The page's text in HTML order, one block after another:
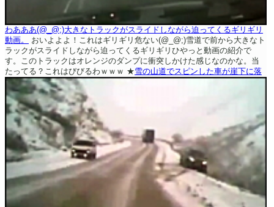
わあああ(@_@;)大きなトラックがスライドしながら迫ってくるギリギリ
動画。
おいよよよ！これはギリギリ危ない(@_@;)雪道で前から大きなト
ラックがスライドしながら迫ってくるギリギリひやっと動画の紹介で
す。このトラックはオレンジのダンプに衝突しかけた感じなのかな。当
たってる？これはびびるわｗｗｗ ★雪の山道でスピンした車が崖下に落